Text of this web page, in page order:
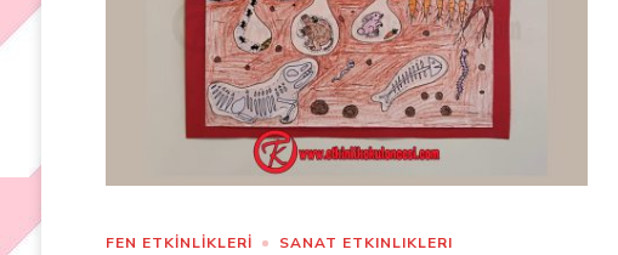
FEN ETKİNLİKLERİ SANAT ETKINLIKLERI